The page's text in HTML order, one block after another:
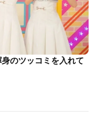
のツッコミを入れて